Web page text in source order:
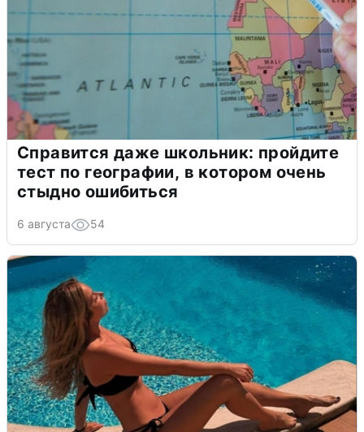
Справится даже школьник: пройдите
тест по географии, в котором очень
стыдно ошибиться
6 августа 54